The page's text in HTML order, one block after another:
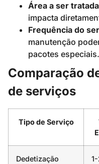
Área a ser
impacta
Frequência do
manutenção
pacotes especiais.
Comparação
de serviços
Tipo de Serviço
Dedetização